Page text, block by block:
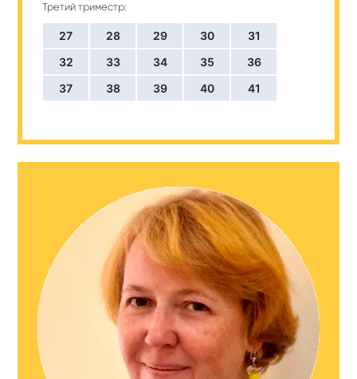
Третий триместр:
27 28 29 30
31
32
33 34 35
36
37
38 39 40 41